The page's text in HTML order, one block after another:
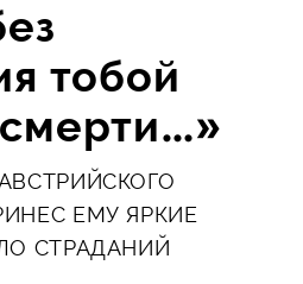
тобой
ЕМУ ЯРКИЕ
СТРАДАНИЙ